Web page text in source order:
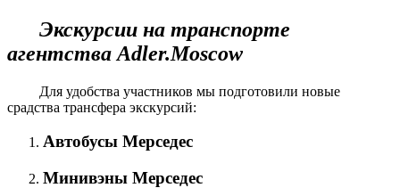
Экскурсии на транспорте
агентства Adler.Moscow
Для удобства участников мы подготовили новые
срадства трансфера экскурсий:
Автобусы Мерседес
Минивэны Мерседес